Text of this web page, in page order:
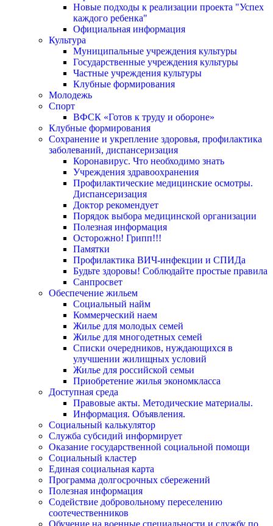
Новые подходы к реализации проекта "Успех
каждого ребенка"
Официальная информация
Культура
Муниципальные учреждения культуры
Государственные учреждения культуры
Частные учреждения культуры
Клубные формирования
Молодежь
Спорт
ВФСК «Готов к труду и обороне»
Клубные формирования
Сохранение и укрепление здоровья, профилактика
заболеваний, диспансеризация
Коронавирус. Что необходимо знать
Учреждения здравоохранения
Профилактические медицинские осмотры.
Диспансеризация
Доктор рекомендует
Порядок выбора медицинской организации
Полезная информация
Осторожно! Грипп!!!
Памятки
Профилактика ВИЧ-инфекции и СПИДа
Будьте здоровы! Соблюдайте простые правила
Санпросвет
Обеспечение жильем
Социальный найм
Коммерческий наем
Жилье для молодых семей
Жилье для многодетных семей
Списки очередников, нуждающихся в
улучшении жилищных условий
Жилье для российской семьи
Приобретение жилья экономкласса
Доступная среда
Правовые акты. Методические материалы.
Информация. Объявления.
Социальный калькулятор
Служба субсидий информирует
Оказание государственной социальной помощи
Социальный кластер
Единая социальная карта
Программа долгосрочных сбережений
Полезная информация
Содействие добровольному переселению
соотечественников
Обучение на военные специальности и службу по